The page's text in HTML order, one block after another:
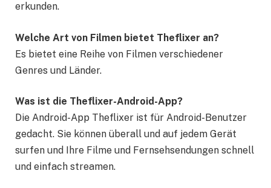
erkunden.
Welche Art von Filmen bietet Theflixer an?
Es bietet eine Reihe von Filmen verschiedener
Genres und Länder.
Was ist die Theflixer-Android-App?
Die Android-App Theflixer ist für Android-Benutzer
gedacht. Sie können überall und auf jedem Gerät
surfen und Ihre Filme und Fernsehsendungen schnell
und einfach streamen.